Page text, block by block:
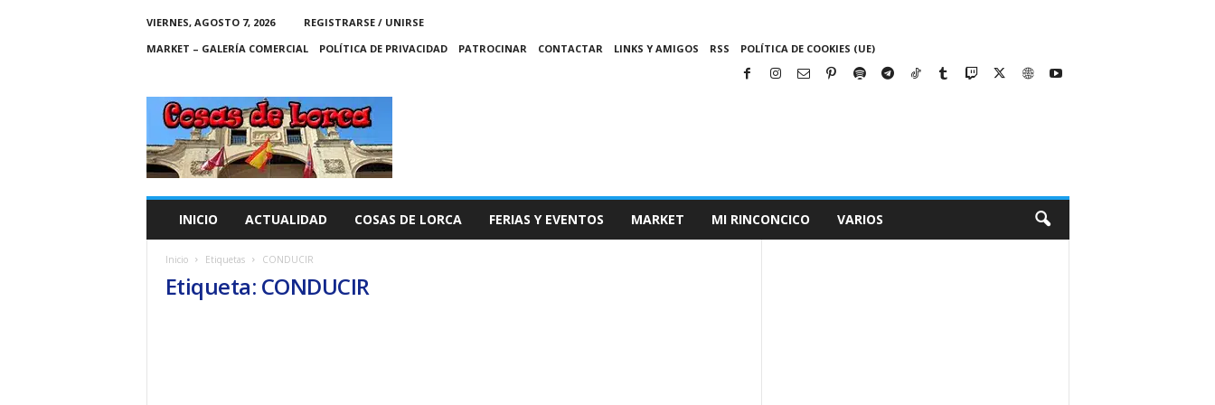
VIERNES, AGOSTO 7, 2026
REGISTRARSE / UNIRSE
MARKET – GALERÍA COMERCIAL
POLÍTICA DE PRIVACIDAD PATROCINAR CONTACTAR LINKS Y AMIGOS RSS POLÍTICA DE COOKIES (UE)
C
A
S
INICIO ACTUALIDAD COSAS DE LORCA FERIAS Y EVENTOS MARKET MI RINCONCICO VARIOS
Inicio Etiquetas CONDUCIR
Etiqueta: CONDUCIR